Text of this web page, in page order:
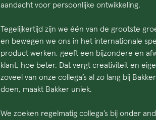
aandacht voor persoonlijke ontwikkeling.
Tegelijkertijd zijn we één van de grootste
en bewegen we ons in het internationale
product werken, geeft een bijzondere en
klant, hoe beter. Dat vergt creativiteit en
zoveel van onze collega’s al zo lang bij
doen, maakt Bakker uniek.
We zoeken regelmatig collega’s bij onder